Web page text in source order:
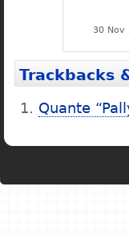
30 Nov
Trackbacks
Quante